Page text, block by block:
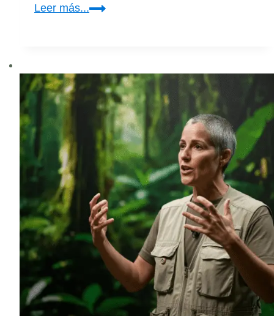
Leer más...Hongos:
Carbono
Oculto
del
Planeta